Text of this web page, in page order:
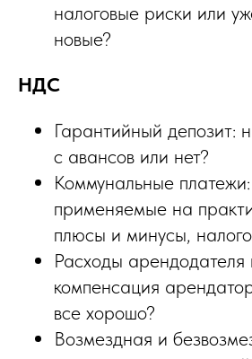
налоговые риски или
новые?
НДС
Гарантийный депозит:
с авансов или нет?
Коммунальные
применяемые на
плюсы и минусы,
Расходы арендодателя
компенсация
все хорошо?
Возмездная и